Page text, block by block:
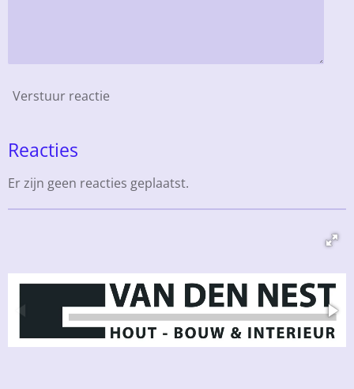
Verstuur reactie
Reacties
Er zijn geen reacties geplaatst.